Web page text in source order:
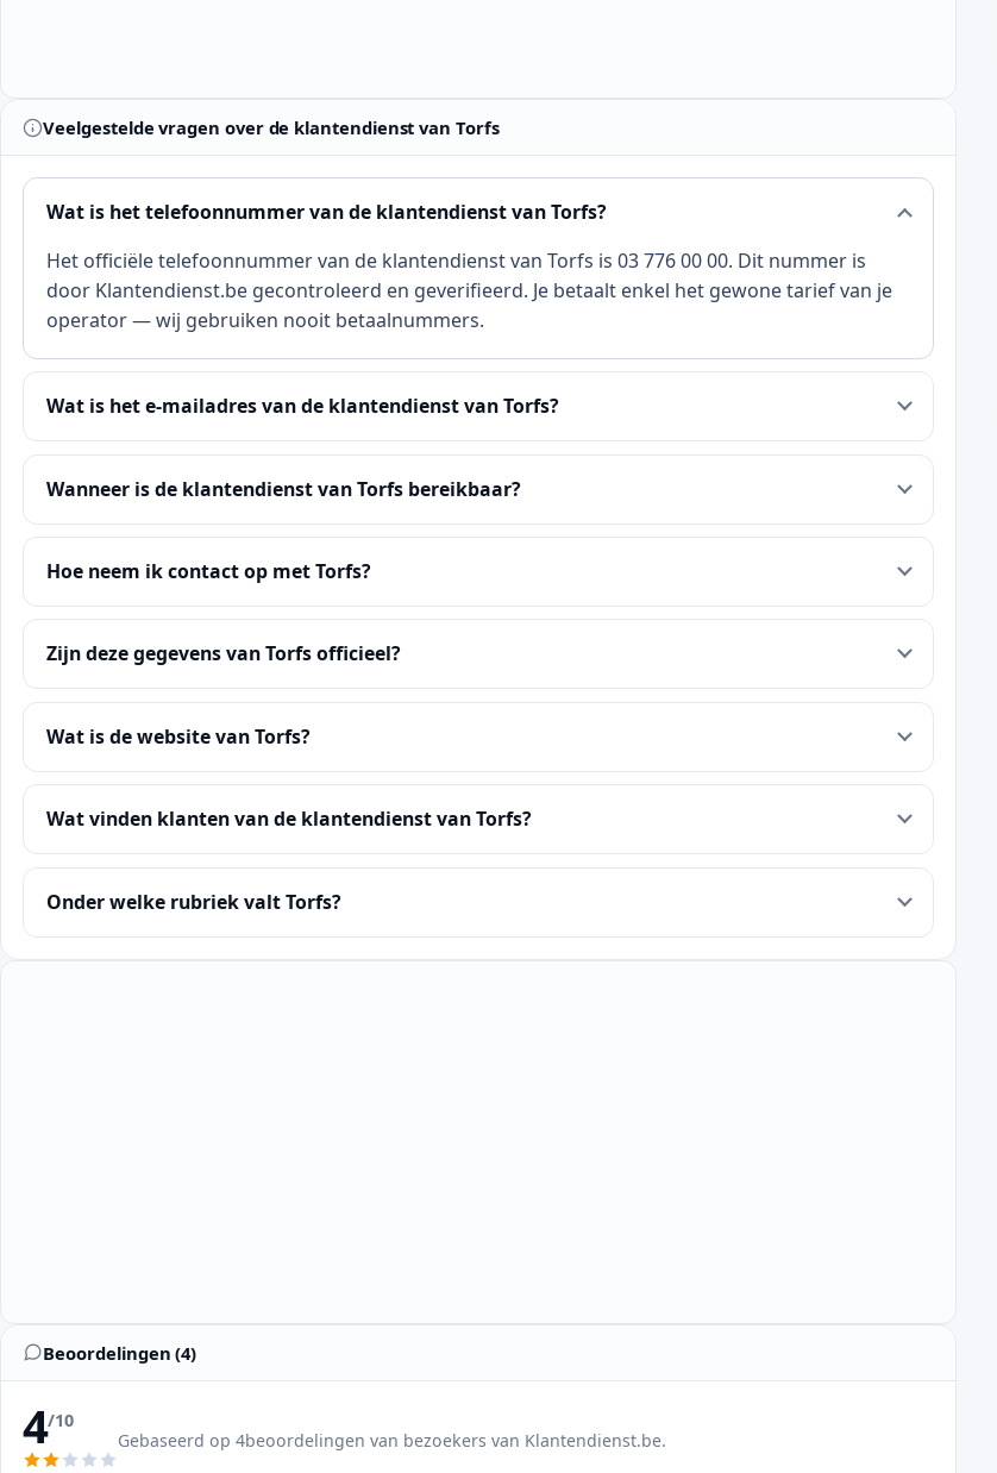
Veelgestelde vragen over de klantendienst van Torfs
Wat is het telefoonnummer van de klantendienst van Torfs?
Het officiële telefoonnummer van de klantendienst van Torfs is 03 776 00 00. Dit nummer is
door Klantendienst.be gecontroleerd en geverifieerd. Je betaalt enkel het gewone tarief van je
operator — wij gebruiken nooit betaalnummers.
Wat is het e-mailadres van de klantendienst van Torfs?
Wanneer is de klantendienst van Torfs bereikbaar?
Hoe neem ik contact op met Torfs?
Zijn deze gegevens van Torfs officieel?
Wat is de website van Torfs?
Wat vinden klanten van de klantendienst van Torfs?
Onder welke rubriek valt Torfs?
Beoordelingen (4)
4/10
Gebaseerd op 4beoordelingen van bezoekers van Klantendienst.be.